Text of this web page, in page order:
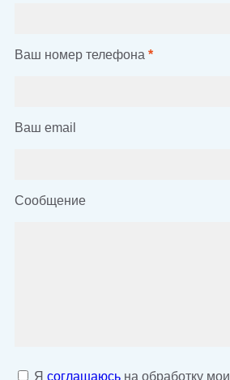
Ваш номер телефона *
Ваш email
Сообщение
Я соглашаюсь на обработку